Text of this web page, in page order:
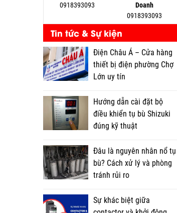
0918393093
Doanh
0918393093
Tin tức & Sự kiện
Điện Châu Á – Cửa hàng
thiết bị điện phường Chợ
Lớn uy tín
Hướng dẫn cài đặt bộ
điều khiển tụ bù Shizuki
đúng kỹ thuật
Đâu là nguyên nhân nổ tụ
bù? Cách xử lý và phòng
tránh rủi ro
Sự khác biệt giữa